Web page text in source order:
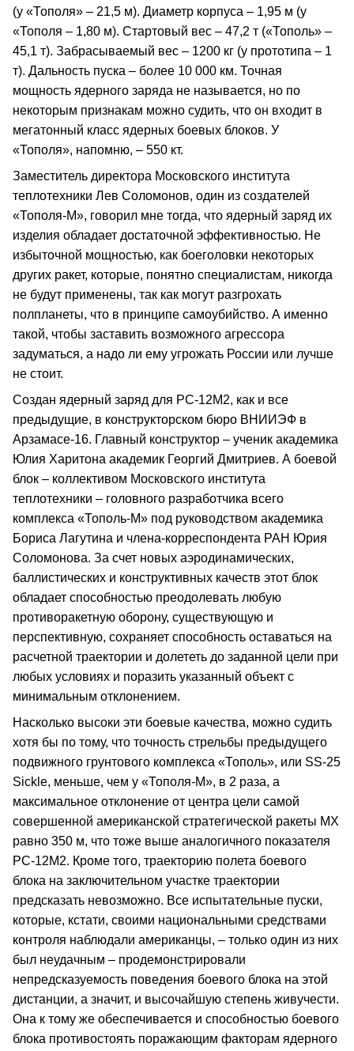
(у «Тополя» – 21,5 м). Диаметр корпуса – 1,95 м (у
«Тополя – 1,80 м). Стартовый вес – 47,2 т («Тополь» –
45,1 т). Забрасываемый вес – 1200 кг (у прототипа – 1
т). Дальность пуска – более 10 000 км. Точная
мощность ядерного заряда не называется, но по
некоторым признакам можно судить, что он входит в
мегатонный класс ядерных боевых блоков. У
«Тополя», напомню, – 550 кт.
Заместитель директора Московского института
теплотехники Лев Соломонов, один из создателей
«Тополя‑М», говорил мне тогда, что ядерный заряд их
изделия обладает достаточной эффективностью. Не
избыточной мощностью, как боеголовки некоторых
других ракет, которые, понятно специалистам, никогда
не будут применены, так как могут разгрохать
полпланеты, что в принципе самоубийство. А именно
такой, чтобы заставить возможного агрессора
задуматься, а надо ли ему угрожать России или лучше
не стоит.
Создан ядерный заряд для РС‑12М2, как и все
предыдущие, в конструкторском бюро ВНИИЭФ в
Арзамасе‑16. Главный конструктор – ученик академика
Юлия Харитона академик Георгий Дмитриев. А боевой
блок – коллективом Московского института
теплотехники – головного разработчика всего
комплекса «Тополь‑М» под руководством академика
Бориса Лагутина и члена‑корреспондента РАН Юрия
Соломонова. За счет новых аэродинамических,
баллистических и конструктивных качеств этот блок
обладает способностью преодолевать любую
противоракетную оборону, существующую и
перспективную, сохраняет способность оставаться на
расчетной траектории и долететь до заданной цели при
любых условиях и поразить указанный объект с
минимальным отклонением.
Насколько высоки эти боевые качества, можно судить
хотя бы по тому, что точность стрельбы предыдущего
подвижного грунтового комплекса «Тополь», или SS‑25
Sickle, меньше, чем у «Тополя‑М», в 2 раза, а
максимальное отклонение от центра цели самой
совершенной американской стратегической ракеты МХ
равно 350 м, что тоже выше аналогичного показателя
РС‑12М2. Кроме того, траекторию полета боевого
блока на заключительном участке траектории
предсказать невозможно. Все испытательные пуски,
которые, кстати, своими национальными средствами
контроля наблюдали американцы, – только один из них
был неудачным – продемонстрировали
непредсказуемость поведения боевого блока на этой
дистанции, а значит, и высочайшую степень живучести.
Она к тому же обеспечивается и способностью боевого
блока противостоять поражающим факторам ядерного